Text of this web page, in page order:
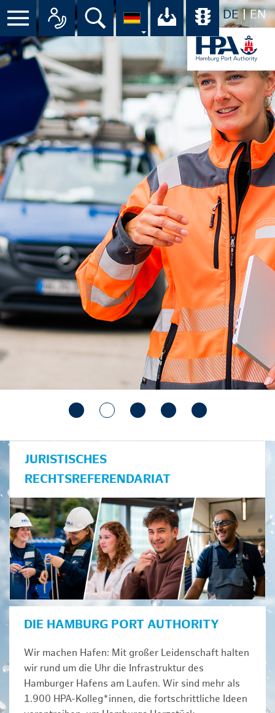
DE EN
Suche Ihr Download-
JURISTISCHES
RECHTSREFERENDARIAT
DIE HAMBURG PORT AUTHORITY
Wir machen Hafen: Mit großer Leidenschaft halten
wir rund um die Uhr die Infrastruktur des
Hamburger Hafens am Laufen. Wir sind mehr als
1.900 HPA-Kolleg*innen, die fortschrittliche Ideen